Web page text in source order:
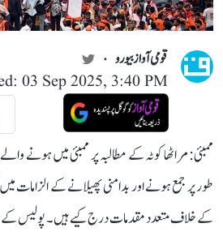
قومی آواز بیورو
03 Sep 2025, 3:40 PM
ممبئی: مراٹھا کوٹہ کے مطالبہ پر ممبئی میں ہونے
طور پر جمع ہونے اور بدامنی پھیلانے کے الزامات
کے خلاف متعدد مقدمات درج کیے ہیں۔ پولیس کے